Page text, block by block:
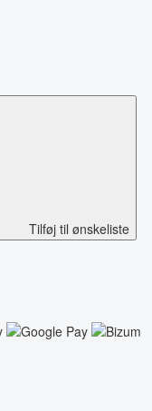
Tilføj til ønskeliste